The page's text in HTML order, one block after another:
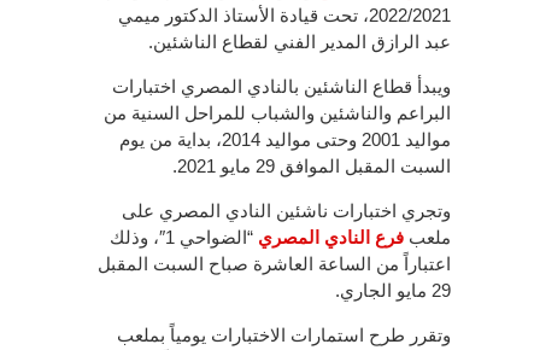
2022/2021، تحت قيادة الأستاذ الدكتور ميمي
عبد الرازق المدير الفني لقطاع الناشئين.
ويبدأ قطاع الناشئين بالنادي المصري اختبارات
البراعم والناشئين والشباب للمراحل السنية من
مواليد 2001 وحتى مواليد 2014، بداية من يوم
السبت المقبل الموافق 29 مايو 2021.
وتجري اختبارات ناشئين النادي المصري على
ملعب فرع النادي المصري
“الضواحي 1″، وذلك
اعتباراً من الساعة العاشرة صباح السبت المقبل
29 مايو الجاري.
وتقرر طرح استمارات الاختبارات يومياً بملعب